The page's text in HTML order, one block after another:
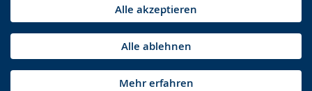
Alle akzeptieren
Alle ablehnen
Mehr erfahren